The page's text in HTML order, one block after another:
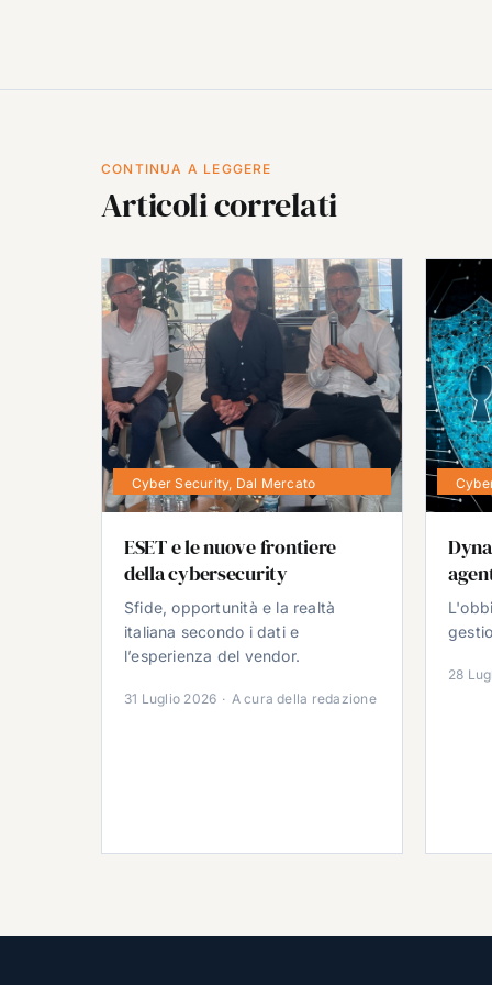
CONTINUA A LEGGERE
Articoli correlati
Cyber Security, Dal Mercato
ESET e le nuove frontiere
della cybersecurity
Sfide, opportunità e la realtà
italiana secondo i dati e
l’esperienza del vendor.
31 Luglio 2026 · A cura della redazione
28